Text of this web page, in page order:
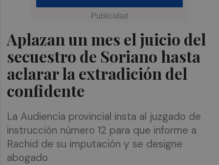
Aplazan un mes el juicio del
secuestro de Soriano hasta
aclarar la extradición del
confidente
La Audiencia provincial insta al juzgado de
instrucción número 12 para que informe a
Rachid de su imputación y se designe
abogado